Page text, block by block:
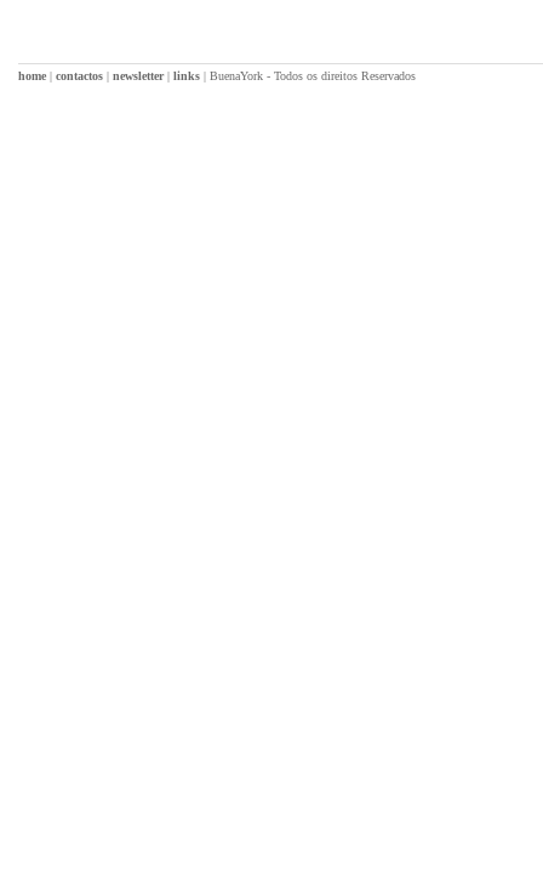
home | contactos | newsletter| links | BuenaYork - Todos os direitos Reservados